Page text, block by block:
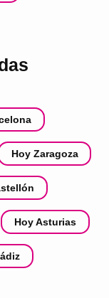
Hoy Zaragoza
Hoy Asturias